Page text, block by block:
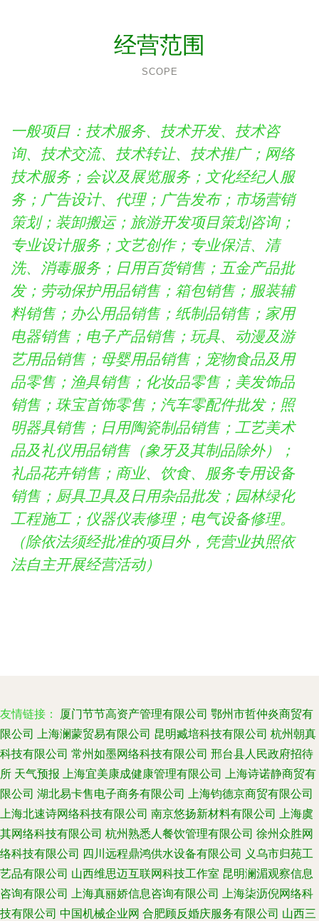
经营范围
SCOPE
一般项目：技术服务、技术开发、技术咨
询、技术交流、技术转让、技术推广；网络
技术服务；会议及展览服务；文化经纪人服
务；广告设计、代理；广告发布；市场营销
策划；装卸搬运；旅游开发项目策划咨询；
专业设计服务；文艺创作；专业保洁、清
洗、消毒服务；日用百货销售；五金产品批
发；劳动保护用品销售；箱包销售；服装辅
料销售；办公用品销售；纸制品销售；家用
电器销售；电子产品销售；玩具、动漫及游
艺用品销售；母婴用品销售；宠物食品及用
品零售；渔具销售；化妆品零售；美发饰品
销售；珠宝首饰零售；汽车零配件批发；照
明器具销售；日用陶瓷制品销售；工艺美术
品及礼仪用品销售（象牙及其制品除外）；
礼品花卉销售；商业、饮食、服务专用设备
销售；厨具卫具及日用杂品批发；园林绿化
工程施工；仪器仪表修理；电气设备修理。
（除依法须经批准的项目外，凭营业执照依
法自主开展经营活动）
友情链接： 厦门节节高资产管理有限公司 鄂州市哲仲炎商贸有
限公司 上海澜蒙贸易有限公司 昆明臧培科技有限公司 杭州朝真
科技有限公司 常州如墨网络科技有限公司 邢台县人民政府招待
所 天气预报 上海宜美康成健康管理有限公司 上海诗诺静商贸有
限公司 湖北易卡售电子商务有限公司 上海钧德京商贸有限公司
上海北速诗网络科技有限公司 南京悠扬新材料有限公司 上海虞
其网络科技有限公司 杭州熟悉人餐饮管理有限公司 徐州众胜网
络科技有限公司 四川远程鼎鸿供水设备有限公司 义乌市归苑工
艺品有限公司 山西维思迈互联网科技工作室 昆明澜湄观察信息
咨询有限公司 上海真丽娇信息咨询有限公司 上海柒沥倪网络科
技有限公司 中国机械企业网 合肥顾反婚庆服务有限公司 山西三